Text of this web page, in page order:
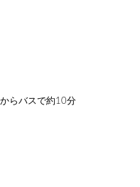
らバスで約10分